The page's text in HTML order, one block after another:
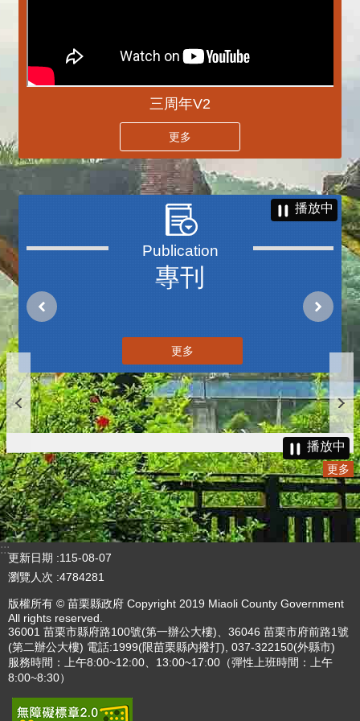
三周年V2
更多
專刊
播放中
更多
播放中
更多
:::
更新日期
115-08-07
瀏覽人次 4784281
版權所有 © 苗栗縣政府 Copyright 2019 Miaoli County Government
All rights reserved.
36001 苗栗市縣府路100號(第一辦公大樓)、36046 苗栗市府前路1號
(第二辦公大樓) 電話:1999(限苗栗縣內撥打), 037-322150(外縣市)
服務時間：上午8:00~12:00、13:00~17:00（彈性上班時間：上午
8:00~8:30）